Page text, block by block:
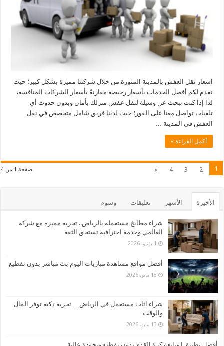
اسعار نقل العفش بالمدينة المنورة من خلال شركتنا مميزة بشكل كبير؛ حيث
نقدم لكم أفضل الخدمات بأسعار رخيصة مقارنةً بأسعار الشركات المنافسة،
لذا إذا كنت تبحث عن وسيلة لنقل عفش منزلك بأمان وبدون حدوث أي
تلفيات تواصل معنا على الفور؛ حيث لدينا فريق شامل متخصص في نقل
العفش في المدينة …
أكمل القراءة »
صفحة 1 من 4 1
2
3
4
»
الأخيرة الأشهر تعليقات وسوم
شراء مطابخ مستعملة بالرياض.. تجربة مميزة مع شركة
العالمي وخدمة احترافية تستحق الثقة
1 يونيو، 2026
أفضل مواقع مشاهدة مباريات اليوم بث مباشر بدون تقطيع
18 مايو، 2026
شراء اثاث مستعمل في الرياض… تجربة ذكية توفر المال
والوقت
13 مايو، 2026